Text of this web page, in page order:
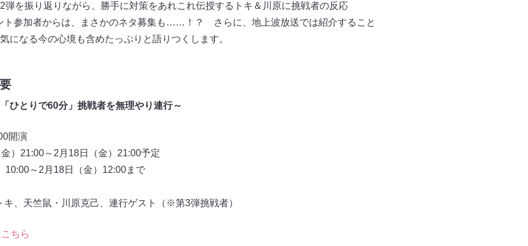
を振り返りながら、勝手に対策をあれこれ伝授するトキ＆川原に挑戦者の反応
参加者からは、まさかのネタ募集も……！？ さらに、地上波放送では紹介すること
になる今の心境も含めたっぷりと語りつくします。
ひとりで60分」挑戦者を無理やり連行～
開演
）21:00～2月18日（金）21:00予定
10:00～2月18日（金）12:00まで
、天竺鼠・川原克己、連行ゲスト（※第3弾挑戦者）
こちら